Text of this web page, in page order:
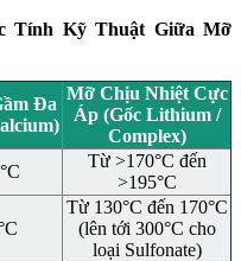
Tính Kỹ Thuật Giữa Mỡ
Đa
Mỡ Chịu Nhiệt Cực
Áp (Gốc Lithium /
Complex)
Từ >170°C đến
>195°C
Từ 130°C đến 170°C
(lên tới 300°C cho
loại Sulfonate)